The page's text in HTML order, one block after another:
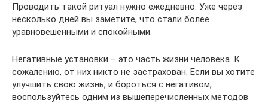
Проводить такой ритуал нужно ежедневно. Уже через
несколько дней вы заметите, что стали более
уравновешенными и спокойными.
Негативные установки – это часть жизни человека. К
сожалению, от них никто не застрахован. Если вы хотите
улучшить свою жизнь, и бороться с негативом,
воспользуйтесь одним из вышеперечисленных методов